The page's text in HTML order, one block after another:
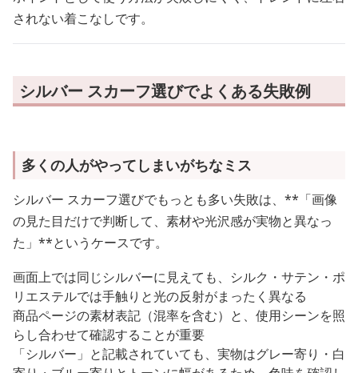
されない着こなしです。
シルバー スカーフ選びでよくある失敗例
多くの人がやってしまいがちなミス
シルバー スカーフ選びでもっとも多い失敗は、**「画像
の見た目だけで判断して、素材や光沢感が実物と異なっ
た」**というケースです。
画面上では同じシルバーに見えても、シルク・サテン・ポ
リエステルでは手触りと光の反射がまったく異なる
商品ページの素材表記（混率を含む）と、使用シーンを照
らし合わせて確認することが重要
「シルバー」と記載されていても、実物はグレー寄り・白